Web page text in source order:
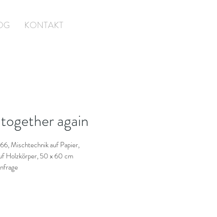
KONTAKT
again
Mischtechnik auf Papier,
Holzkörper, 50 x 60 cm